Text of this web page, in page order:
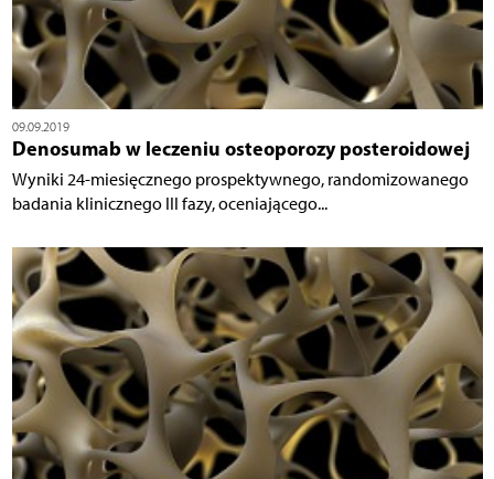
09.09.2019
Denosumab w leczeniu osteoporozy posteroidowej
Wyniki 24-miesięcznego prospektywnego, randomizowanego
badania klinicznego III fazy, oceniającego...